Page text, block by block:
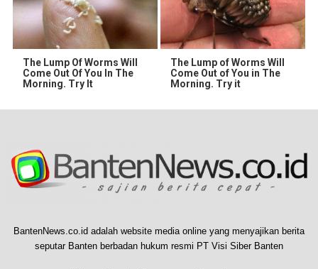
The Lump Of Worms Will
Come Out Of You In The
Morning. Try It
The Lump of Worms Will
Come Out of You in The
Morning. Try it
BantenNews.co.id adalah website media online yang menyajikan berita
seputar Banten berbadan hukum resmi PT Visi Siber Banten